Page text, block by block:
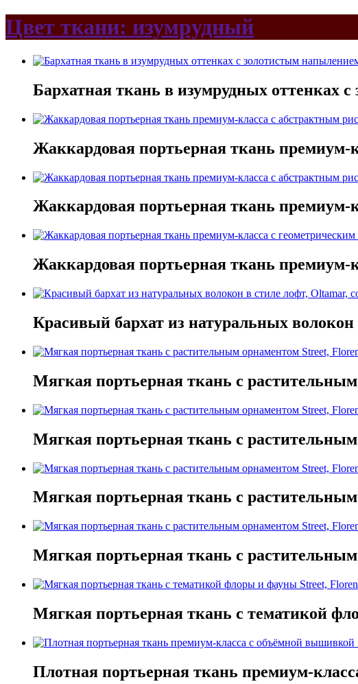
Цвет ткани: изумрудный
Бархатная ткань в изумрудных оттенках
Жаккардовая портьерная ткань премиум-
Жаккардовая портьерная ткань премиум-
Жаккардовая портьерная ткань премиум-
Красивый бархат из натуральных
Мягкая портьерная ткань с
Мягкая портьерная ткань с
Мягкая портьерная ткань с
Мягкая портьерная ткань с
Мягкая портьерная ткань с тематикой
Плотная портьерная ткань премиум-